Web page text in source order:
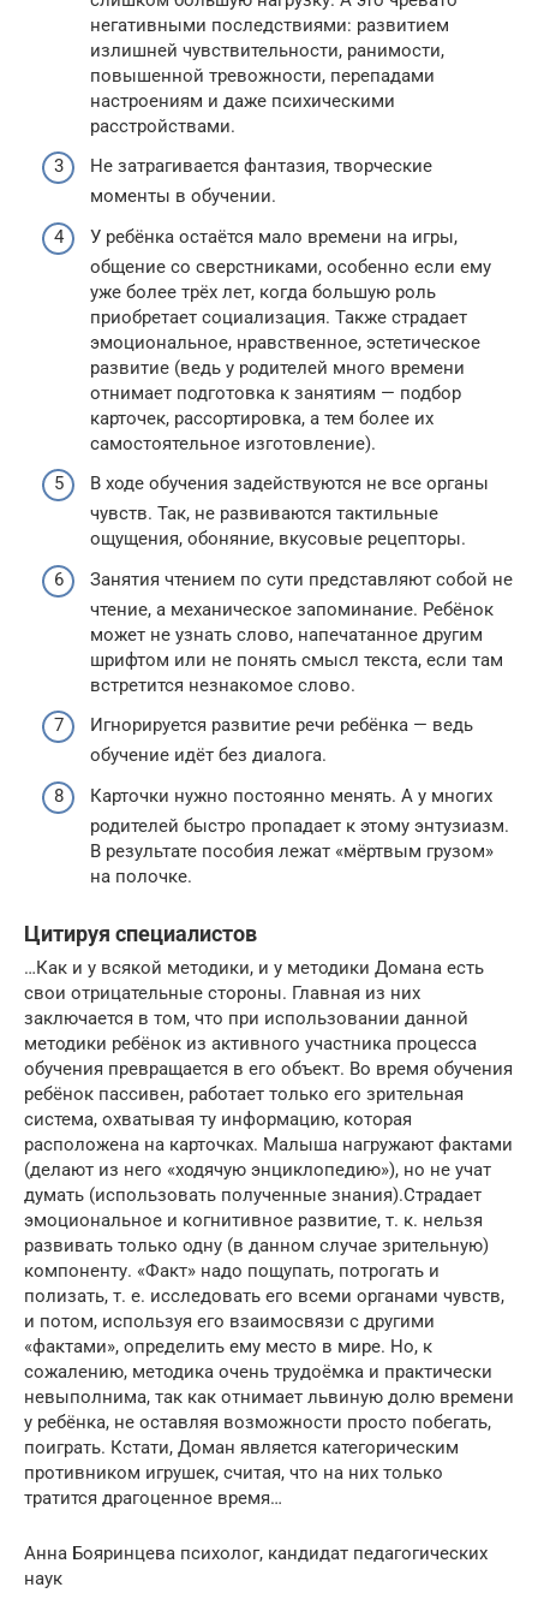
негативными последствиями: развитием
излишней чувствительности, ранимости,
повышенной тревожности, перепадами
настроениям и даже психическими
расстройствами.
Не затрагивается фантазия, творческие
моменты в обучении.
У ребёнка остаётся мало времени на игры,
общение со сверстниками, особенно если ему
уже более трёх лет, когда большую роль
приобретает социализация. Также страдает
эмоциональное, нравственное, эстетическое
развитие (ведь у родителей много времени
отнимает подготовка к занятиям — подбор
карточек, рассортировка, а тем более их
самостоятельное изготовление).
В ходе обучения задействуются не все органы
чувств. Так, не развиваются тактильные
ощущения, обоняние, вкусовые рецепторы.
Занятия чтением по сути представляют собой не
чтение, а механическое запоминание. Ребёнок
может не узнать слово, напечатанное другим
шрифтом или не понять смысл текста, если там
встретится незнакомое слово.
Игнорируется развитие речи ребёнка — ведь
обучение идёт без диалога.
Карточки нужно постоянно менять. А у многих
родителей быстро пропадает к этому энтузиазм.
В результате пособия лежат «мёртвым грузом»
на полочке.
Цитируя специалистов
…Как и у всякой методики, и у методики Домана есть
свои отрицательные стороны. Главная из них
заключается в том, что при использовании данной
методики ребёнок из активного участника процесса
обучения превращается в его объект. Во время обучения
ребёнок пассивен, работает только его зрительная
система, охватывая ту информацию, которая
расположена на карточках. Малыша нагружают фактами
(делают из него «ходячую энциклопедию»), но не учат
думать (использовать полученные знания).Страдает
эмоциональное и когнитивное развитие, т. к. нельзя
развивать только одну (в данном случае зрительную)
компоненту. «Факт» надо пощупать, потрогать и
полизать, т. е. исследовать его всеми органами чувств,
и потом, используя его взаимосвязи с другими
«фактами», определить ему место в мире. Но, к
сожалению, методика очень трудоёмка и практически
невыполнима, так как отнимает львиную долю времени
у ребёнка, не оставляя возможности просто побегать,
поиграть. Кстати, Доман является категорическим
противником игрушек, считая, что на них только
тратится драгоценное время…
Анна Бояринцева психолог, кандидат педагогических
наук